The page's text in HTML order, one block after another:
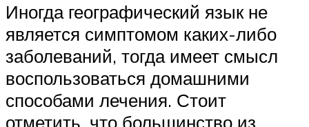
Иногда географический язык не
является симптомом каких-либо
заболеваний, тогда имеет смысл
воспользоваться домашними
способами лечения. Стоит
отметить, что большинство из